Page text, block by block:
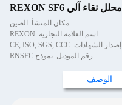
محلل نقاء آلي REXON SF6
مكان المنشأ: الصين
اسم العلامة التجارية: REXON
إصدار الشهادات: CE, ISO, SGS, CCC
رقم الموديل: نموذج RNSFC
الوصف